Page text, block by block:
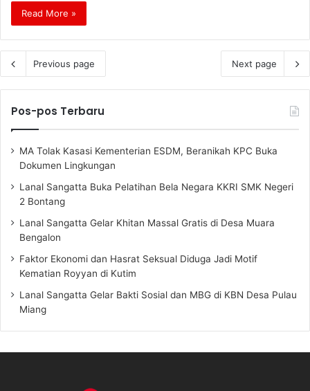
Read More »
Previous page Next page
Pos-pos Terbaru
MA Tolak Kasasi Kementerian ESDM, Beranikah KPC Buka
Dokumen Lingkungan
Lanal Sangatta Buka Pelatihan Bela Negara KKRI SMK Negeri
2 Bontang
Lanal Sangatta Gelar Khitan Massal Gratis di Desa Muara
Bengalon
Faktor Ekonomi dan Hasrat Seksual Diduga Jadi Motif
Kematian Royyan di Kutim
Lanal Sangatta Gelar Bakti Sosial dan MBG di KBN Desa Pulau
Miang